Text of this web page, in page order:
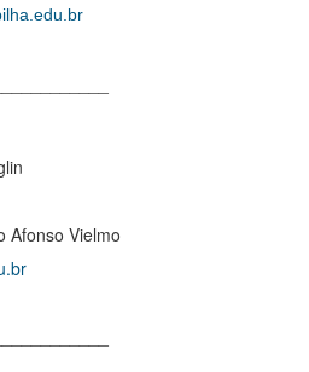
Afonso Vielmo